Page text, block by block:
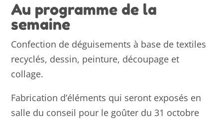
Au programme de la
semaine
Confection de déguisements à base de textiles
recyclés, dessin, peinture, découpage et
collage.
Fabrication d’éléments qui seront exposés en
salle du conseil pour le goûter du 31 octobre